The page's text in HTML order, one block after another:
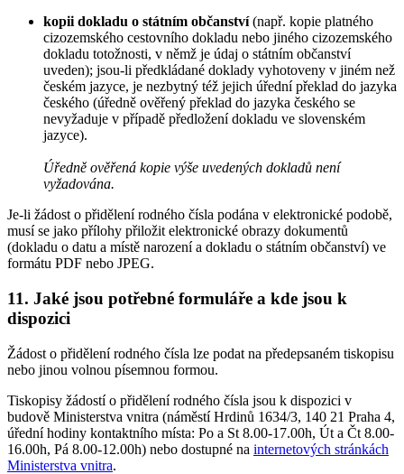
kopii dokladu o státním občanství(např. kopie platného
cizozemského cestovního dokladu nebo jiného cizozemského
dokladu totožnosti, v němž je údaj o státním občanství
uveden); jsou-li předkládané doklady vyhotoveny v jiném než
českém jazyce, je nezbytný též jejich úřední překlad do jazyka
českého (úředně ověřený překlad do jazyka českého se
nevyžaduje v případě předložení dokladu ve slovenském
jazyce).
Úředně ověřená kopie výše uvedených dokladů není
vyžadována.
Je-li žádost o přidělení rodného čísla podána v elektronické podobě,
musí se jako přílohy přiložit elektronické obrazy dokumentů
(dokladu o datu a místě narození a dokladu o státním občanství) ve
formátu PDF nebo JPEG.
11. Jaké jsou potřebné formuláře a kde jsou k
dispozici
Žádost o přidělení rodného čísla lze podat na předepsaném tiskopisu
nebo jinou volnou písemnou formou.
Tiskopisy žádostí o přidělení rodného čísla jsou k dispozici v
budově Ministerstva vnitra (náměstí Hrdinů 1634/3, 140 21 Praha 4,
úřední hodiny kontaktního místa: Po a St 8.00-17.00h, Út a Čt 8.00-
16.00h, Pá 8.00-12.00h) nebo dostupné na internetových stránkách
Ministerstva vnitra.